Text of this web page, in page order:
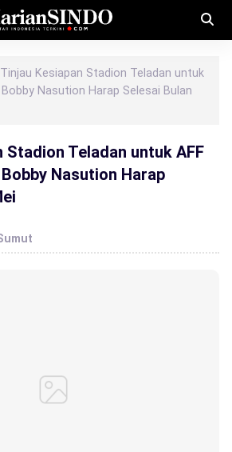
Tinjau Kesiapan Stadion Teladan untuk
Bobby Nasution Harap Selesai Bulan
Stadion Teladan untuk AFF
Nasution Harap